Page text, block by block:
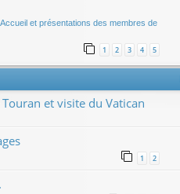
Accueil et présentations des membres de
1 2 3 4 5
et visite du Vatican
1 2